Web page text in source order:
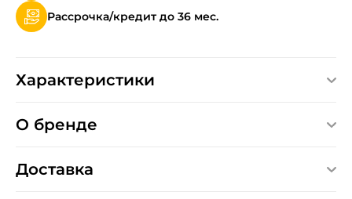
Рассрочка/кредит до 36 мес.
Характеристики
О бренде
Доставка